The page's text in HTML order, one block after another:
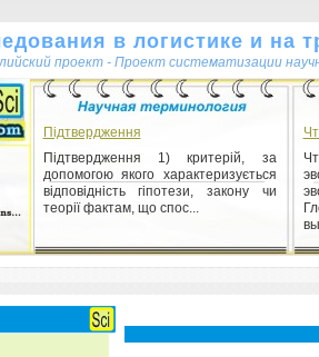
в логистике и на
проект - Проект систематизации
Підтвердження
Підтвердження 1) критерій, за
допомогою якого характеризується
відповідність гіпотези, закону чи
теорії фактам, що спос...
Практика
формах (экономической, технико-
технологической, социальной, ...